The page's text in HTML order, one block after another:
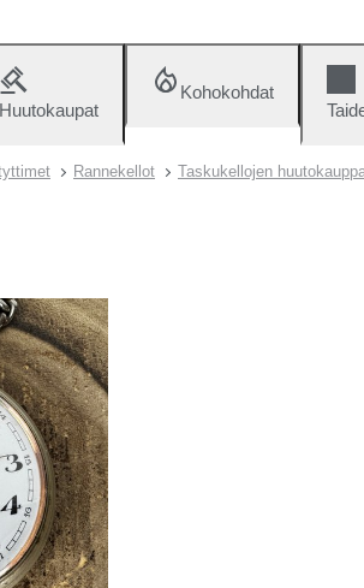
Huutokaupat
Kohokohdat
Rannekellot Taskukellojen